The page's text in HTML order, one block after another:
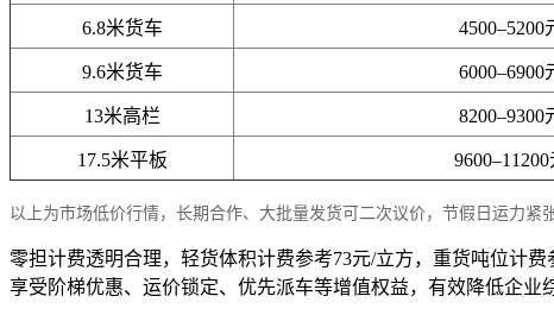
6.8米货车 4500–5200
9.6米货车 6000–6900
13米高栏 8200–9300
17.5米平板
以上为市场低价行情，长期合作、大批量发货可二次议价，节假日运力紧
零担计费透明合理，轻货体积计费参考73元/立方，重货吨位计
享受阶梯优惠、运价锁定、优先派车等增值权益，有效降低企业